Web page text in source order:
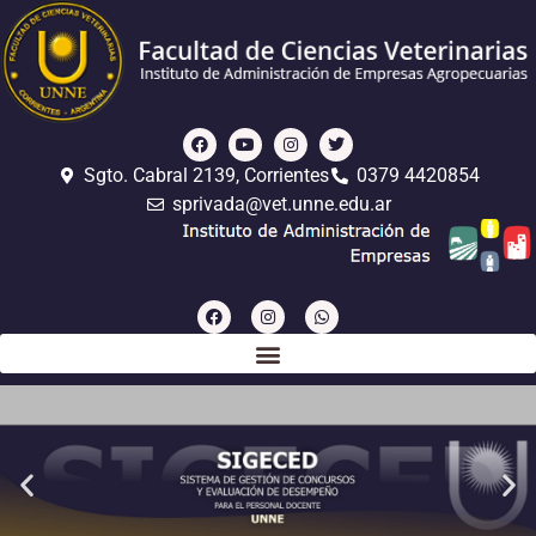
Sgto. Cabral 2139, Corrientes
0379 4420854
sprivada@vet.unne.edu.ar